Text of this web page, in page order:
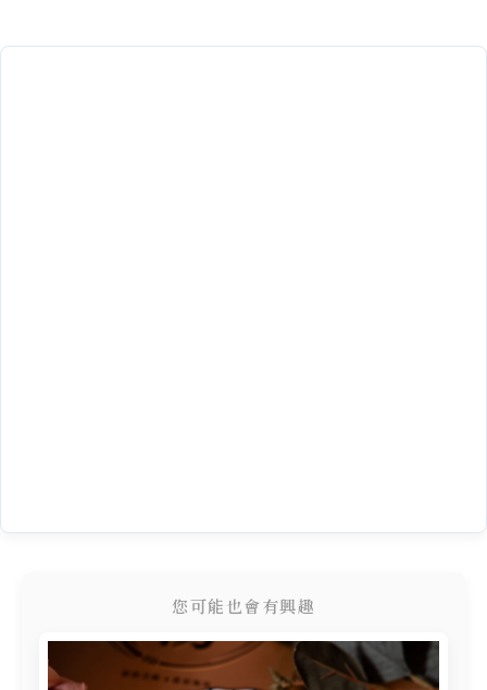
您可能也會有興趣